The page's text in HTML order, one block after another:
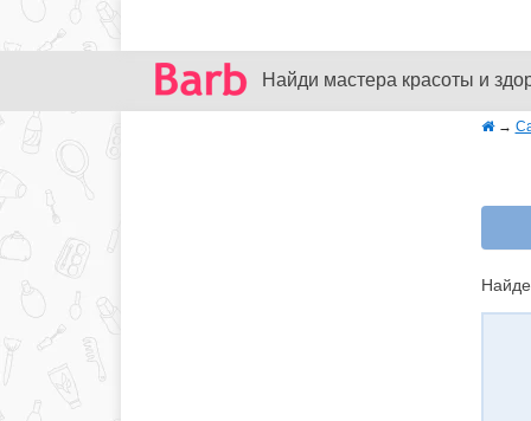
Найди мастера красоты и
→